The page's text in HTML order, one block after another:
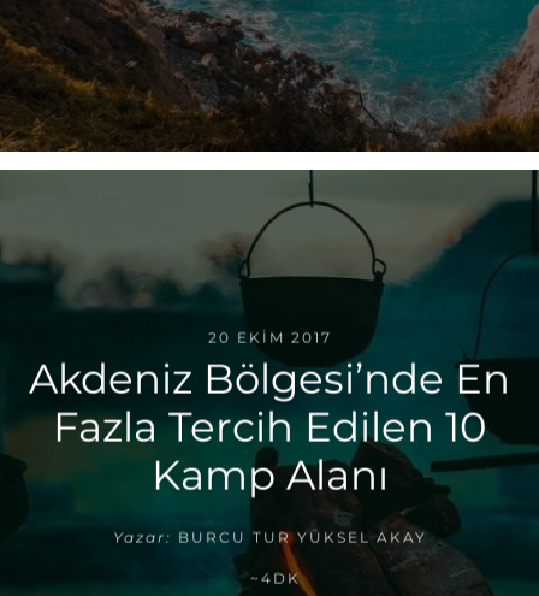
20 EKIM 2017
Akdeniz Bölgesi’nde En
Fazla Tercih Edilen 10
Kamp Alanı
Yazar: BURCU TUR YÜKSEL AKAY
~4DK